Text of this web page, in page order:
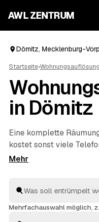
AWL ZENTRUM
Dömitz, Mecklenburg-
Startseite›Wohnungsauflösung
in Dömitz
Eine komplette
kostet sonst viele
einzige Anfrage. Sie
Vergleich. Vom letzten
Übergabe an Ihren
Mehrfachauswahl möglich,